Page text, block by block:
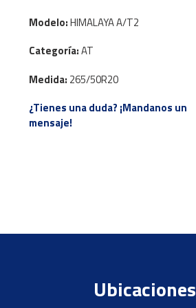
Modelo:HIMALAYA A/T2
Categoría:AT
Medida: 265/50R20
¿Tienes una duda? ¡Mandanos un
mensaje!
Ubicaciones